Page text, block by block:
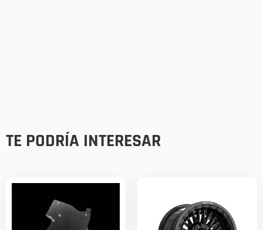
TE PODRÍA INTERESAR